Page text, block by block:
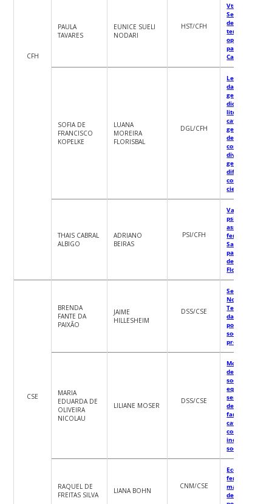
CFH
PAULA
TAVARES
EUNICE SUELI
NODARI
HST/CFH
Vtivinicultura
Serrana: o
despontar de
terroir de
oportunidades
para Santa
Catarina
SOFIA DE
FRANCISCO
KOPELKE
LUANA
MOREIRA
FLORISBAL
DGL/CFH
dados
geoquímicos
diques básicos
litoral
catarinense e
geração de
de dados
consistidos
divulgação da
difusão do
conhecimento
científico
THAIS CABRAL
ALBIGO
ADRIANO
BEIRAS
PSI/CFH
Variáveis
psicossociais
associadas ao
feminicídio em
Santa
de Grande
Florianópolis
CSE
BRENDA
FANTE DA
PAIXÃO
JAIME
HILLESHEIM
DSS/CSE
Serviço Social
Novas
Tecnologias: o
das mídias
por
sociais para
profissionais
MARIA
EDUARDA DE
OLIVEIRA
NICOLAU
LILIANE MOSER
DSS/CSE
de políticas
sociais,
equipamentos
serviços
demandados
famílias
catarinenses:
construção de
indicadores
sociais
RAQUEL DE
FREITAS SILVA
LIANA BOHN
CNM/CSE
Economia
feminista,
de gênero e